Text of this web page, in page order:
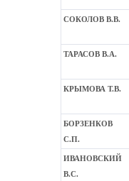
СОКОЛОВ В.В.
ТАРАСОВ В.А.
КРЫМОВА Т.В.
БОРЗЕНКОВ
С.П.
ИВАНОВСКИЙ
В.С.